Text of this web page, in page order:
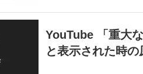
YouTube 「重大
と表示された時